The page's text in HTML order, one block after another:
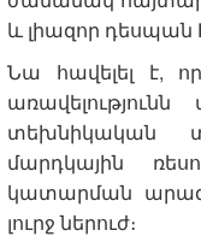
և լիազոր դեսպան
Նա հավելել է,
տեխնիկական
մարդկային
կատարման
լուրջ ներուժ։